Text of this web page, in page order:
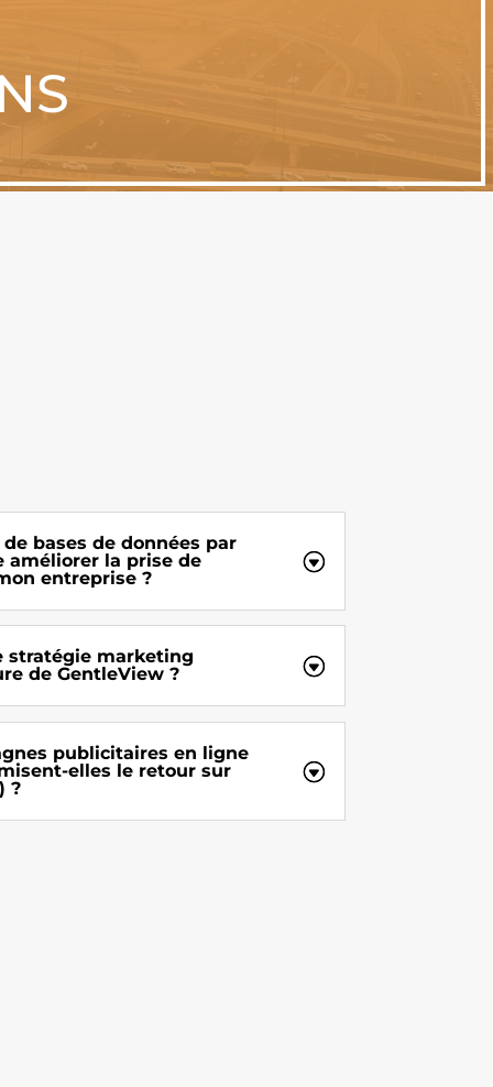
bases de données par
améliorer la prise de
entreprise ?
stratégie marketing
de GentleView ?
publicitaires en ligne
elles le retour sur
?